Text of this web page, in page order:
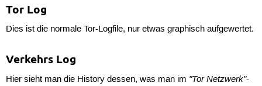
Tor Log
Dies ist die normale Tor-Logfile, nur etwas graphisch aufgewertet.
Verkehrs Log
Hier sieht man die History dessen, was man im "Tor Netzwerk"-